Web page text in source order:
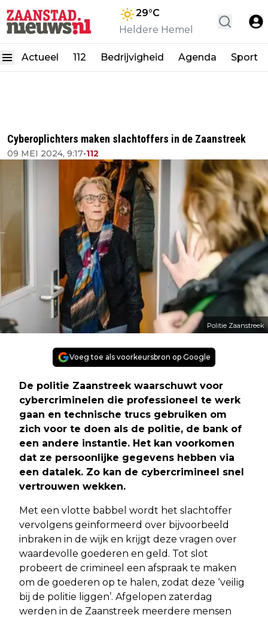
29°C
Heldere Hemel
Actueel 112 Bedrijvigheid Agenda Sport
Cyberoplichters maken slachtoffers in de Zaanstreek
09 MEI 2024, 9:17•112
Politie Zaanstreek
Voeg toe als voorkeursbron op Google
De politie Zaanstreek waarschuwt voor
cybercriminelen die professioneel te werk
gaan en technische trucs gebruiken om
zich voor te doen als de politie, de bank of
een andere instantie. Het kan voorkomen
dat ze persoonlijke gegevens hebben via
een datalek. Zo kan de cybercrimineel snel
vertrouwen wekken.
Met een vlotte babbel wordt het slachtoffer
vervolgens geïnformeerd over bijvoorbeeld
inbraken in de wijk en krijgt deze vragen over
waardevolle goederen en geld. Tot slot
probeert de crimineel een afspraak te maken
om de goederen op te halen, zodat deze ‘veilig
bij de politie liggen’. Afgelopen zaterdag
werden in de Zaanstreek meerdere mensen